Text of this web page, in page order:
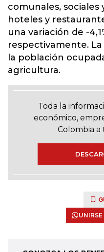
comunales, sociales
hoteles y
una variación de -
respectivamente.
la población
agricultura.
Toda la
económico,
Colombia a